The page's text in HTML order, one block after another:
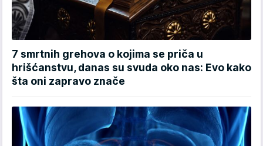
7 smrtnih grehova o kojima se priča u
hrišćanstvu, danas su svuda oko nas: Evo kako
šta oni zapravo znače